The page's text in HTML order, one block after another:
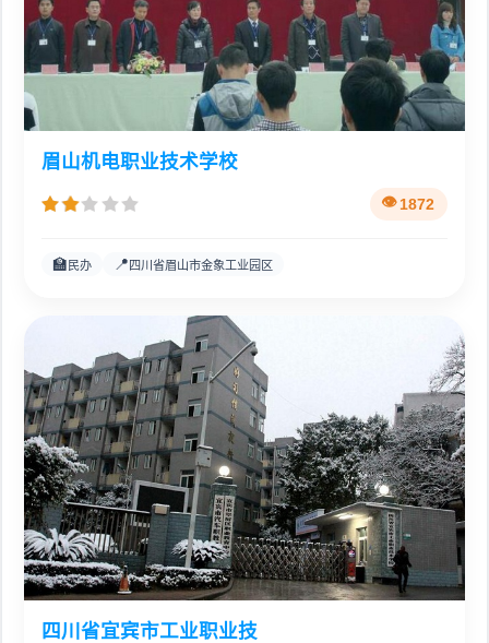
眉山机电职业技术学校
1872
🏫 民办 📍四川省眉山市金象工业园区
四川省宜宾市工业职业技